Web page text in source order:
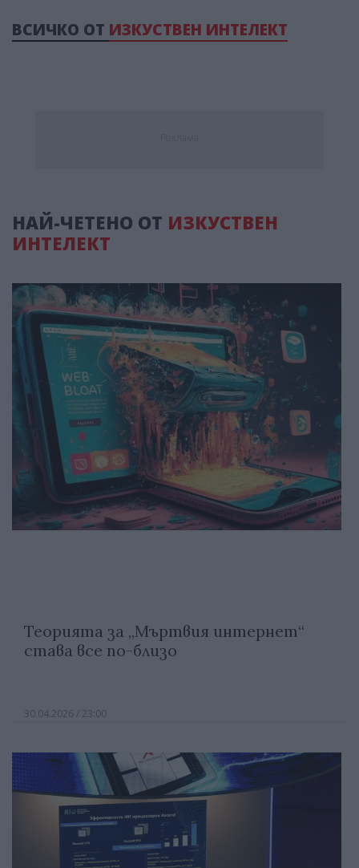
ВСИЧКО ОТ ИЗКУСТВЕН ИНТЕЛЕКТ
НАЙ-ЧЕТЕНО ОТ ИЗКУСТВЕН
ИНТЕЛЕКТ
Теорията за „Мъртвия интернет“
става все по-близо
30.04.2026 / 23:00